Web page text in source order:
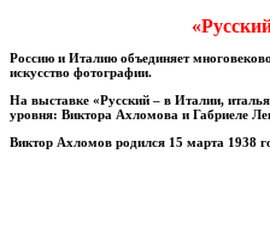
Россию и Италию объединяет
искусство фотографии.
На выставке «Русский – в Италии,
уровня: Виктора Ахломова и Габриеле
Виктор Ахломов родился 15 марта 1938